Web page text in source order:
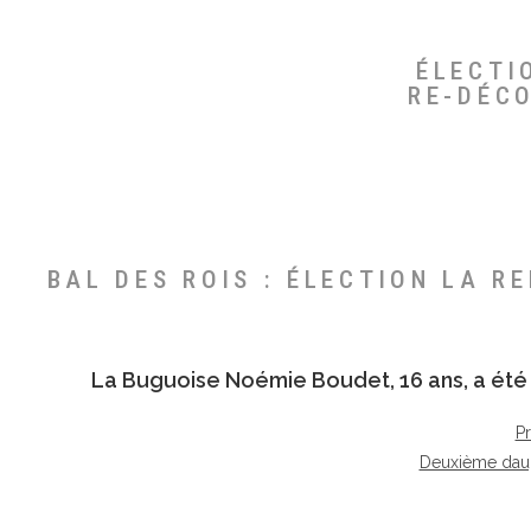
RE-
BAL DES ROIS : ÉLECTION LA
La Buguoise Noémie Boudet, 16 ans, a
Deuxième